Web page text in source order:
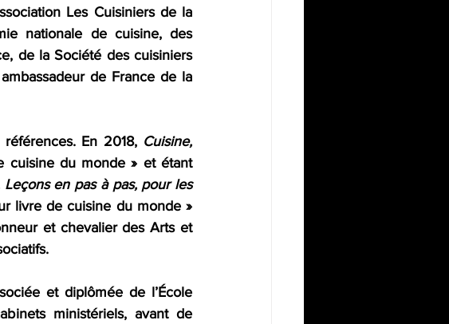
Les Cuisiniers de la
nationale de cuisine, des
de la Société des cuisiniers
de France de la
En 2018, Cuisine,
cuisine du monde » et étant
Leçons en pas à pas, pour les
livre de cuisine du monde »
et chevalier des Arts et
et diplômée de l’École
ministériels, avant de